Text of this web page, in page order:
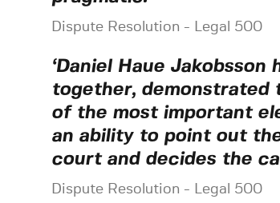
Dispute Resolution - Legal 500
‘Daniel Haue
together,
of the most important
an ability to point out
court and decides the
Dispute Resolution - Legal 500